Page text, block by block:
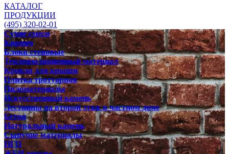
КАТАЛОГ
ПРОДУКЦИИ
(495) 320-02-01
Сухие смеси
Кирпич
Блоки стеновые
Теплоизоляционный материал
Кровля для крыши
Плитка тротуарная
Пиломатериалы
Искусственный камень
Лестницы на второй этаж в частном доме
Бетон
Натуральный камень
Сыпучие материалы
ПГП